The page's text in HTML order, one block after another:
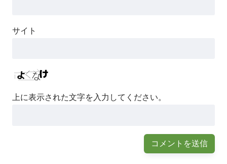
サイト
上に表示された文字を入力してください。